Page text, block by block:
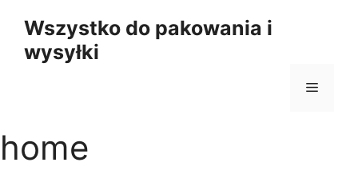
treści
Wszystko do pakowania i
wysyłki
Menu
home